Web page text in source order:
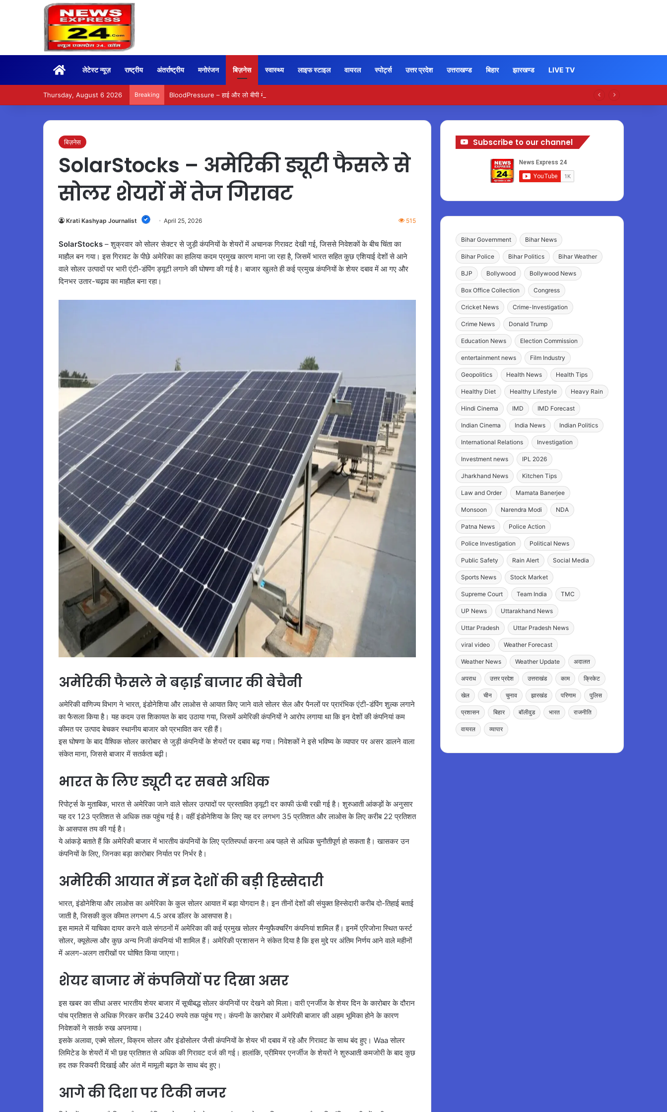
Homeलेटेस्ट न्यूज़ राष्ट्रीय अंतर्राष्ट्रीय मनोरंजन बिज़नेस स्वास्थ्य लाइफ स्टाइल वायरल स्पोर्ट्स उत्तर प्रदेश उत्तराखण्ड बिहार झारखण्ड LIVE TV
Thursday, August 6 2026 Breaking BloodPressure – हाई और लो बीपी में कितना नमक खाना सही, डॉक्टर ने बताया सुरक्षित मात्रा…
बिज़नेस
SolarStocks – अमेरिकी ड्यूटी फैसले से
सोलर शेयरों में तेज गिरावट
Krati Kashyap Journalist April 25, 2026 515
SolarStocks – शुक्रवार को सोलर सेक्टर से जुड़ी कंपनियों के शेयरों में अचानक गिरावट देखी गई, जिससे निवेशकों के बीच चिंता का
माहौल बन गया। इस गिरावट के पीछे अमेरिका का हालिया कदम प्रमुख कारण माना जा रहा है, जिसमें भारत सहित कुछ एशियाई देशों से आने
वाले सोलर उत्पादों पर भारी एंटी-डंपिंग ड्यूटी लगाने की घोषणा की गई है। बाजार खुलते ही कई प्रमुख कंपनियों के शेयर दबाव में आ गए और
दिनभर उतार-चढ़ाव का माहौल बना रहा।
अमेरिकी फैसले ने बढ़ाई बाजार की बेचैनी
अमेरिकी वाणिज्य विभाग ने भारत, इंडोनेशिया और लाओस से आयात किए जाने वाले सोलर सेल और पैनलों पर प्रारंभिक एंटी-डंपिंग शुल्क लगाने
का फैसला किया है। यह कदम उस शिकायत के बाद उठाया गया, जिसमें अमेरिकी कंपनियों ने आरोप लगाया था कि इन देशों की कंपनियां कम
कीमत पर उत्पाद बेचकर स्थानीय बाजार को प्रभावित कर रही हैं।
इस घोषणा के बाद वैश्विक सोलर कारोबार से जुड़ी कंपनियों के शेयरों पर दबाव बढ़ गया। निवेशकों ने इसे भविष्य के व्यापार पर असर डालने वाला
संकेत माना, जिससे बाजार में सतर्कता बढ़ी।
भारत के लिए ड्यूटी दर सबसे अधिक
रिपोर्ट्स के मुताबिक, भारत से अमेरिका जाने वाले सोलर उत्पादों पर प्रस्तावित ड्यूटी दर काफी ऊंची रखी गई है। शुरुआती आंकड़ों के अनुसार
यह दर 123 प्रतिशत से अधिक तक पहुंच गई है। वहीं इंडोनेशिया के लिए यह दर लगभग 35 प्रतिशत और लाओस के लिए करीब 22 प्रतिशत
के आसपास तय की गई है।
ये आंकड़े बताते हैं कि अमेरिकी बाजार में भारतीय कंपनियों के लिए प्रतिस्पर्धा करना अब पहले से अधिक चुनौतीपूर्ण हो सकता है। खासकर उन
कंपनियों के लिए, जिनका बड़ा कारोबार निर्यात पर निर्भर है।
अमेरिकी आयात में इन देशों की बड़ी हिस्सेदारी
भारत, इंडोनेशिया और लाओस का अमेरिका के कुल सोलर आयात में बड़ा योगदान है। इन तीनों देशों की संयुक्त हिस्सेदारी करीब दो-तिहाई बताई
जाती है, जिसकी कुल कीमत लगभग 4.5 अरब डॉलर के आसपास है।
इस मामले में याचिका दायर करने वाले संगठनों में अमेरिका की कई प्रमुख सोलर मैन्युफैक्चरिंग कंपनियां शामिल हैं। इनमें एरिजोना स्थित फर्स्ट
सोलर, क्यूसेल्स और कुछ अन्य निजी कंपनियां भी शामिल हैं। अमेरिकी प्रशासन ने संकेत दिया है कि इस मुद्दे पर अंतिम निर्णय आने वाले महीनों
में अलग-अलग तारीखों पर घोषित किया जाएगा।
शेयर बाजार में कंपनियों पर दिखा असर
इस खबर का सीधा असर भारतीय शेयर बाजार में सूचीबद्ध सोलर कंपनियों पर देखने को मिला। वारी एनर्जीज के शेयर दिन के कारोबार के दौरान
पांच प्रतिशत से अधिक गिरकर करीब 3240 रुपये तक पहुंच गए। कंपनी के कारोबार में अमेरिकी बाजार की अहम भूमिका होने के कारण
निवेशकों ने सतर्क रुख अपनाया।
इसके अलावा, एक्मे सोलर, विक्रम सोलर और इंडोसोलर जैसी कंपनियों के शेयर भी दबाव में रहे और गिरावट के साथ बंद हुए। Waa सोलर
लिमिटेड के शेयरों में भी छह प्रतिशत से अधिक की गिरावट दर्ज की गई। हालांकि, प्रीमियर एनर्जीज के शेयरों ने शुरुआती कमजोरी के बाद कुछ
हद तक रिकवरी दिखाई और अंत में मामूली बढ़त के साथ बंद हुए।
आगे की दिशा पर टिकी नजर
Subscribe to our channel
Bihar Government Bihar News
Bihar Police Bihar Politics Bihar Weather
BJP Bollywood Bollywood News
Box Office Collection Congress
Cricket News Crime-Investigation
Crime News Donald Trump
Education News Election Commission
entertainment news Film Industry
Geopolitics Health News Health Tips
Healthy Diet Healthy Lifestyle Heavy Rain
Hindi Cinema IMD IMD Forecast
Indian Cinema India News Indian Politics
International Relations Investigation
Investment news IPL 2026
Jharkhand News Kitchen Tips
Law and Order Mamata Banerjee
Monsoon Narendra Modi NDA
Patna News Police Action
Police Investigation Political News
Public Safety Rain Alert Social Media
Sports News Stock Market
Supreme Court Team India TMC
UP News Uttarakhand News
Uttar Pradesh Uttar Pradesh News
viral video Weather Forecast
Weather News Weather Update अदालत
अपराध उत्तर प्रदेश उत्तराखंड काम क्रिकेट
खेल चीन चुनाव झारखंड परिणाम पुलिस
प्रशासन बिहार बॉलीवुड भारत राजनीति
वायरल व्यापार